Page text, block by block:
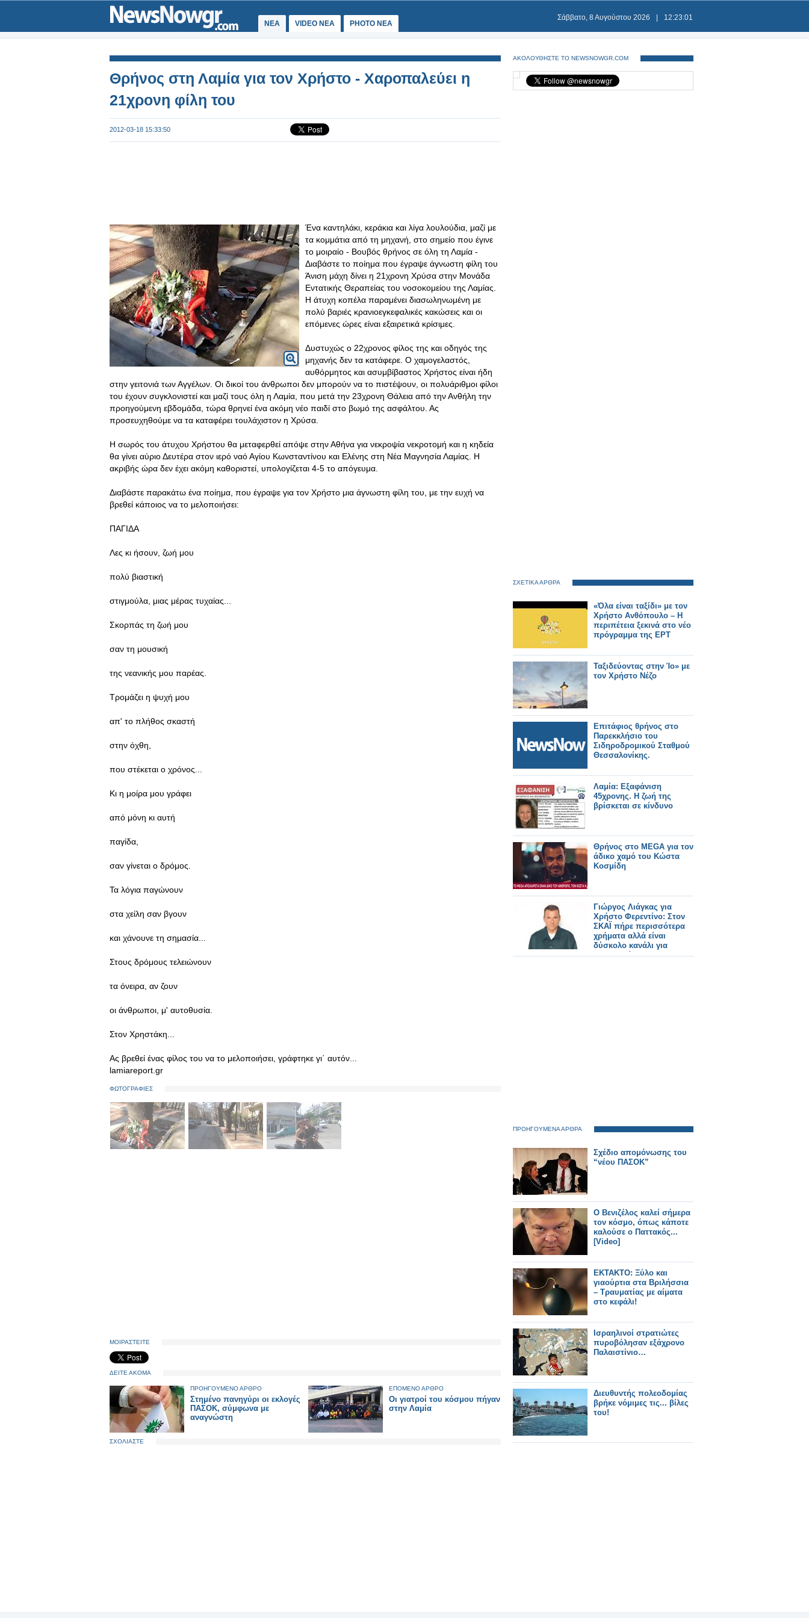
ΝΕΑ VIDEO NEA PHOTO NEA
Σάββατο, 8 Αυγούστου 2026 12:23:01
Θρήνος στη Λαμία για τον Χρήστο - Χαροπαλεύει η
21χρονη φίλη του
2012-03-18 15:33:50
Ένα καντηλάκι, κεράκια και λίγα λουλούδια, μαζί με
τα κομμάτια από τη μηχανή, στο σημείο που έγινε
το μοιραίο - Βουβός θρήνος σε όλη τη Λαμία -
Διαβάστε το ποίημα που έγραψε άγνωστη φίλη του
Άνιση μάχη δίνει η 21χρονη Χρύσα στην Μονάδα
Εντατικής Θεραπείας του νοσοκομείου της Λαμίας.
Η άτυχη κοπέλα παραμένει διασωληνωμένη με
πολύ βαριές κρανιοεγκεφαλικές κακώσεις και οι
επόμενες ώρες είναι εξαιρετικά κρίσιμες.
Δυστυχώς ο 22χρονος φίλος της και οδηγός της
μηχανής δεν τα κατάφερε. Ο χαμογελαστός,
αυθόρμητος και ασυμβίβαστος Χρήστος είναι ήδη
στην γειτονιά των Αγγέλων. Οι δικοί του άνθρωποι δεν μπορούν να το πιστέψουν, οι πολυάριθμοι φίλοι
του έχουν συγκλονιστεί και μαζί τους όλη η Λαμία, που μετά την 23χρονη Θάλεια από την Ανθήλη την
προηγούμενη εβδομάδα, τώρα θρηνεί ένα ακόμη νέο παιδί στο βωμό της ασφάλτου. Ας
προσευχηθούμε να τα καταφέρει τουλάχιστον η Χρύσα.
Η σωρός του άτυχου Χρήστου θα μεταφερθεί απόψε στην Αθήνα για νεκροψία νεκροτομή και η κηδεία
θα γίνει αύριο Δευτέρα στον ιερό ναό Αγίου Κωνσταντίνου και Ελένης στη Νέα Μαγνησία Λαμίας. Η
ακριβής ώρα δεν έχει ακόμη καθοριστεί, υπολογίζεται 4-5 το απόγευμα.
Διαβάστε παρακάτω ένα ποίημα, που έγραψε για τον Χρήστο μια άγνωστη φίλη του, με την ευχή να
βρεθεί κάποιος να το μελοποιήσει:
ΠΑΓΙΔΑ
Λες κι ήσουν, ζωή μου
πολύ βιαστική
στιγμούλα, μιας μέρας τυχαίας...
Σκορπάς τη ζωή μου
σαν τη μουσική
της νεανικής μου παρέας.
Τρομάζει η ψυχή μου
απ' το πλήθος σκαστή
στην όχθη,
που στέκεται ο χρόνος...
Κι η μοίρα μου γράφει
από μόνη κι αυτή
παγίδα,
σαν γίνεται ο δρόμος.
Τα λόγια παγώνουν
στα χείλη σαν βγουν
και χάνουνε τη σημασία...
Στους δρόμους τελειώνουν
τα όνειρα, αν ζουν
οι άνθρωποι, μ' αυτοθυσία.
Στον Χρηστάκη...
Ας βρεθεί ένας φίλος του να το μελοποιήσει, γράφτηκε γι΄ αυτόν...
lamiareport.gr
ΦΩΤΟΓΡΑΦΙΕΣ
ΜΟΙΡΑΣΤΕΙΤΕ
ΔΕΙΤΕ ΑΚΟΜΑ
ΠΡΟΗΓΟΥΜΕΝΟ ΑΡΘΡΟ
Στημένο πανηγύρι οι εκλογές
ΠΑΣΟΚ, σύμφωνα με
αναγνώστη
ΕΠΟΜΕΝΟ ΑΡΘΡΟ
Οι γιατροί του κόσμου πήγαν
στην Λαμία
ΣΧΟΛΙΑΣΤΕ
ΑΚΟΛΟΥΘΗΣΤΕ ΤΟ NEWSNOWGR.COM
ΣΧΕΤΙΚΑ ΑΡΘΡΑ
«Όλα είναι ταξίδι» με τον
Χρήστο Ανθόπουλο – Η
περιπέτεια ξεκινά στο νέο
πρόγραμμα της ΕΡΤ
Ταξιδεύοντας στην Ίο» με
τον Χρήστο Νέζο
Επιτάφιος θρήνος στο
Παρεκκλήσιο του
Σιδηροδρομικού Σταθμού
Θεσσαλονίκης.
Λαμία: Εξαφάνιση
45χρονης. Η ζωή της
βρίσκεται σε κίνδυνο
Θρήνος στο MEGA για τον
άδικο χαμό του Κώστα
Κοσμίδη
Γιώργος Λιάγκας για
Χρήστο Φερεντίνο: Στον
ΣΚΑΪ πήρε περισσότερα
χρήματα αλλά είναι
δύσκολο κανάλι για
ψυχαγωγία...
ΠΡΟΗΓΟΥΜΕΝΑ ΑΡΘΡΑ
Σχέδιο απομόνωσης του
“νέου ΠΑΣΟΚ”
Ο Βενιζέλος καλεί σήμερα
τον κόσμο, όπως κάποτε
καλούσε ο Παττακός...
[Video]
ΕΚΤΑΚΤΟ: Ξύλο και
γιαούρτια στα Βριλήσσια
– Τραυματίας με αίματα
στο κεφάλι!
Ισραηλινοί στρατιώτες
πυροβόλησαν εξάχρονο
Παλαιστίνιο…
Διευθυντής πολεοδομίας
βρήκε νόμιμες τις... βίλες
του!